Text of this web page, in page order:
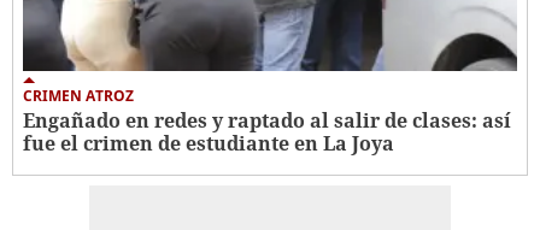
CRIMEN ATROZ
Engañado en redes y raptado al salir de clases: así
fue el crimen de estudiante en La Joya